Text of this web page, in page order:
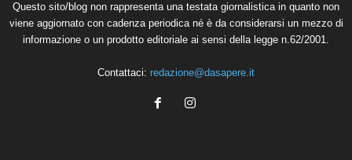
Questo sito/blog non rappresenta una testata giornalistica in quanto non
viene aggiornato con cadenza periodica né è da considerarsi un mezzo di
informazione o un prodotto editoriale ai sensi della legge n.62/2001.
Contattaci: redazione@dasapere.it